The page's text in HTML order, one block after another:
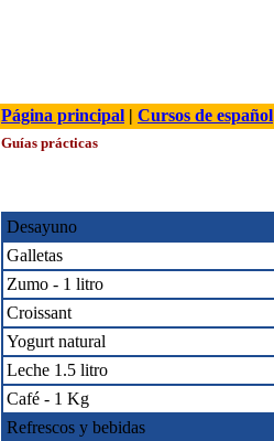
Página principal | Cursos de español
Guías prácticas
Desayuno
Galletas
Zumo - 1 litro
Croissant
Yogurt natural
Leche 1.5 litro
Café - 1 Kg
Refrescos y bebidas